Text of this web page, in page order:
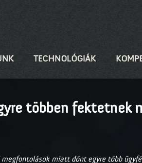
TECHNOLÓGIÁK
többen fektetnek
miatt dönt egyre több